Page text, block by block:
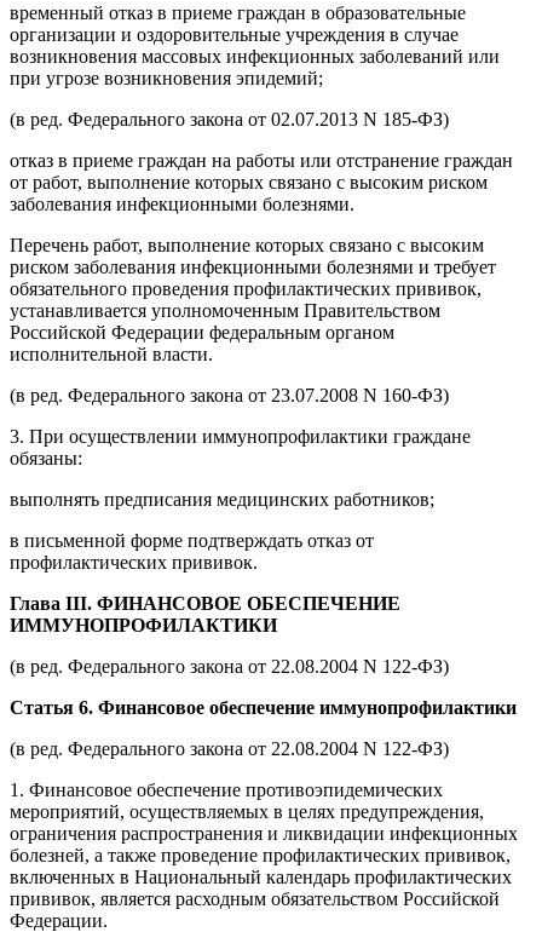
временный отказ в приеме граждан в образовательные
организации и оздоровительные учреждения в случае
возникновения массовых инфекционных заболеваний или
при угрозе возникновения эпидемий;
(в ред. Федерального закона от 02.07.2013 N 185-ФЗ)
отказ в приеме граждан на работы или отстранение граждан
от работ, выполнение которых связано с высоким риском
заболевания инфекционными болезнями.
Перечень работ, выполнение которых связано с высоким
риском заболевания инфекционными болезнями и требует
обязательного проведения профилактических прививок,
устанавливается уполномоченным Правительством
Российской Федерации федеральным органом
исполнительной власти.
(в ред. Федерального закона от 23.07.2008 N 160-ФЗ)
3. При осуществлении иммунопрофилактики граждане
обязаны:
выполнять предписания медицинских работников;
в письменной форме подтверждать отказ от
профилактических прививок.
Глава III. ФИНАНСОВОЕ ОБЕСПЕЧЕНИЕ
ИММУНОПРОФИЛАКТИКИ
(в ред. Федерального закона от 22.08.2004 N 122-ФЗ)
Статья 6. Финансовое обеспечение иммунопрофилактики
(в ред. Федерального закона от 22.08.2004 N 122-ФЗ)
1. Финансовое обеспечение противоэпидемических
мероприятий, осуществляемых в целях предупреждения,
ограничения распространения и ликвидации инфекционных
болезней, а также проведение профилактических прививок,
включенных в Национальный календарь профилактических
прививок, является расходным обязательством Российской
Федерации.